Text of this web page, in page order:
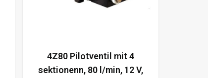
4Z80 Pilotventil mit 4
sektionenn, 80 l/min, 12 V,